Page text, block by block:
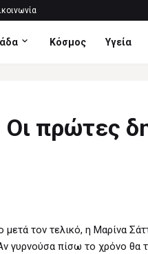
Κόσμος Υγεία
πρώτες
τον τελικό, η Μαρίνα
γυρνούσα πίσω το χρόνο θα